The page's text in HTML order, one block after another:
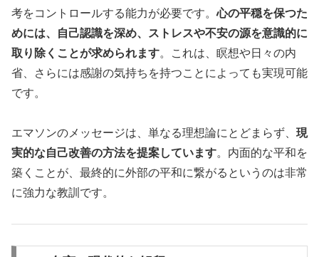
考をコントロールする能力が必要です。心の平穏を保つた
めには、自己認識を深め、ストレスや不安の源を意識的に
取り除くことが求められます。これは、瞑想や日々の内
省、さらには感謝の気持ちを持つことによっても実現可能
です。
エマソンのメッセージは、単なる理想論にとどまらず、 現
実的な自己改善の方法を提案しています。内面的な平和を
築くことが、最終的に外部の平和に繋がるというのは非常
に強力な教訓です。